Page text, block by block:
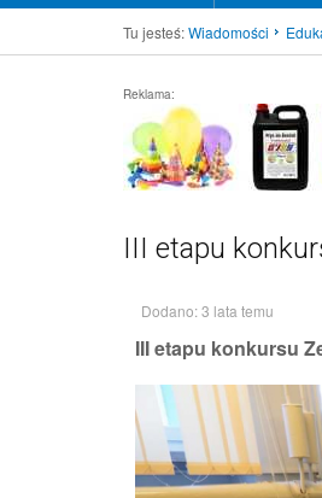
Tu jesteś:Wiadomości
Reklama:
III etapu
Dodano: 3 lata temu
III etapu konkursu